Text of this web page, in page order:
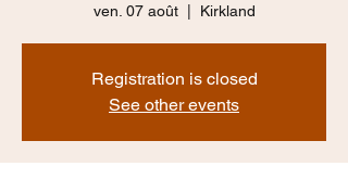
ven. 07 août
  |
Kirkland
Registration is closed
See other events